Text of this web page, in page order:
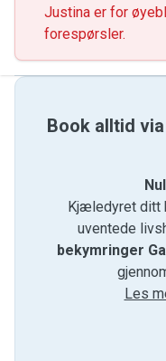
Justina er for
forespørsler.
Book alltid
Kjæledyret ditt
uventede
bekymringer
Les